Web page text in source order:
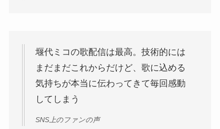
堰代ミコの歌配信は最高。技術的には
まだまだこれからだけど、歌に込める
気持ちが本当に伝わってきて毎回感動
してしまう
SNS上のファンの声